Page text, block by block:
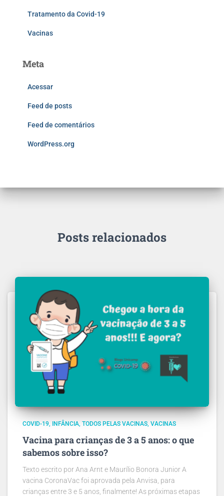
Tratamento da Covid-19
Vacinas
Meta
Acessar
Feed de posts
Feed de comentários
WordPress.org
Posts relacionados
COVID-19 INFÂNCIA TODOS PELAS VACINAS VACINAS
Vacina para crianças de 3 a 5 anos: o que
sabemos sobre isso?
Texto escrito por Ana Arnt e Maurílio Bonora Junior A
vacina CoronaVac foi aprovada pela Anvisa, para
crianças entre 3 e 5 anos, finalmente! As próximas etapas